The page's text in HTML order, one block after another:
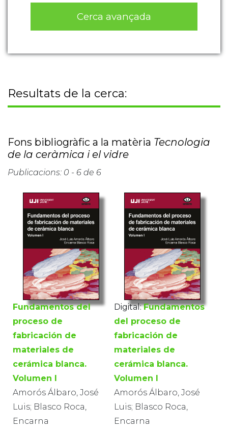
Cerca avançada
Resultats de la cerca:
Fons bibliogràfic a la matèria Tecnologia
de la ceràmica i el vidre
Publicacions: 0 - 6 de 6
Fundamentos del
proceso de
fabricación de
materiales de
cerámica blanca.
Volumen I
Amorós Álbaro, José
Luis; Blasco Roca,
Encarna
Digital: Fundamentos
del proceso de
fabricación de
materiales de
cerámica blanca.
Volumen I
Amorós Álbaro, José
Luis; Blasco Roca,
Encarna